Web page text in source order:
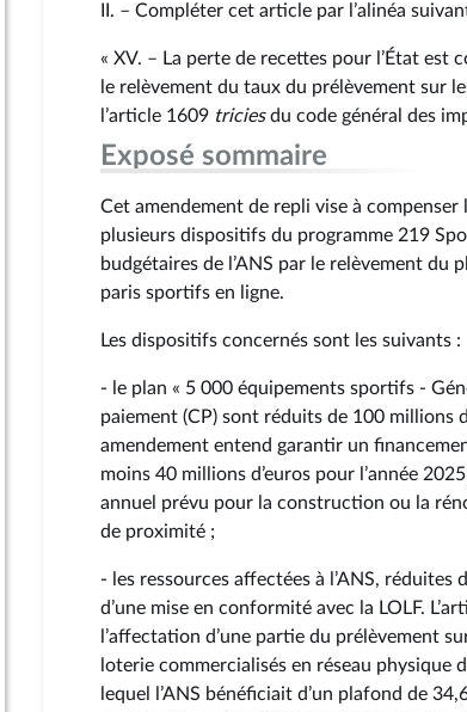
17 octobre 2024
19 octobre 2024
18 octobre 2024
17 octobre 2024
17 octobre 2024
17 octobre 2024
II. – Compléter cet article par l’alinéa
« XV. – La perte de recettes pour l’État est
le relèvement du taux du prélèvement sur
l’article 1609 triciesdu code général des
Exposé sommaire
Cet amendement de repli vise à
plusieurs dispositifs du programme 219
budgétaires de l’ANS par le relèvement du
paris sportifs en ligne.
Les dispositifs concernés sont les suivants :
- le plan « 5 000 équipements sportifs -
paiement (CP) sont réduits de 100 millions
amendement entend garantir un
moins 40 millions d’euros pour l’année
annuel prévu pour la construction ou la
de proximité ;
- les ressources affectées à l’ANS, réduites
d’une mise en conformité avec la LOLF.
l’affectation d’une partie du prélèvement
loterie commercialisés en réseau
lequel l’ANS bénéficiait d’un plafond de